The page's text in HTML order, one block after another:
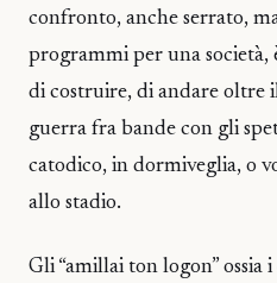
confronto, anche serrato,
programmi per una società,
di costruire, di andare oltre
guerra fra bande con gli
catodico, in dormiveglia, o
allo stadio.
Gli “amillai ton logon” ossia